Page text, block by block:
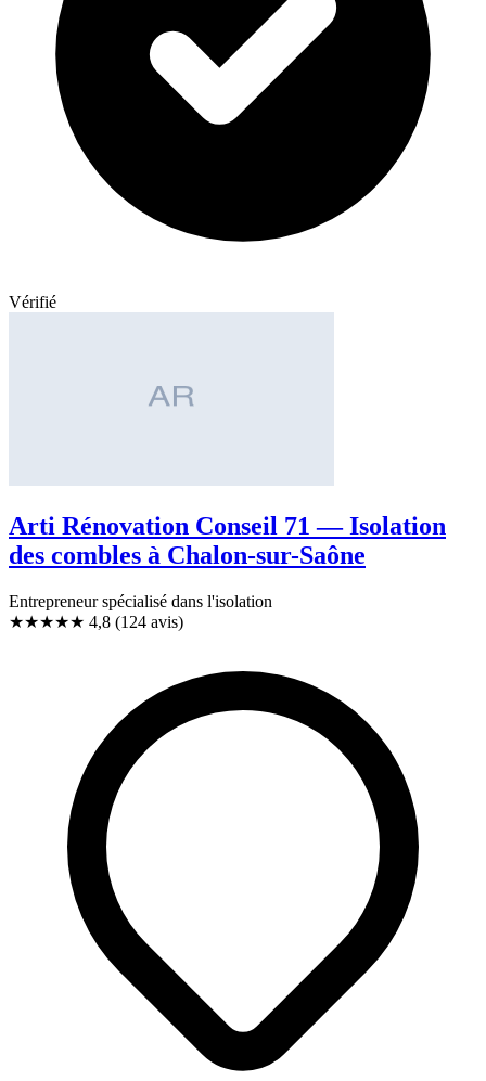
Vérifié
Arti Rénovation Conseil 71 — Isolation
des combles à Chalon-sur-Saône
Entrepreneur spécialisé dans l'isolation
★★★★★ 4,8 (124 avis)